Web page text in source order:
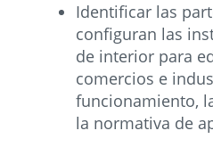
Identificar las
configuran las
de interior para
comercios e
funcionamiento,
la normativa de